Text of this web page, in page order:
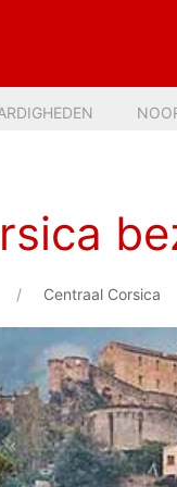
Centraal Corsica